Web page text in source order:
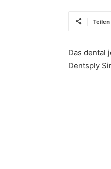
Teilen
Das dental
Dentsply